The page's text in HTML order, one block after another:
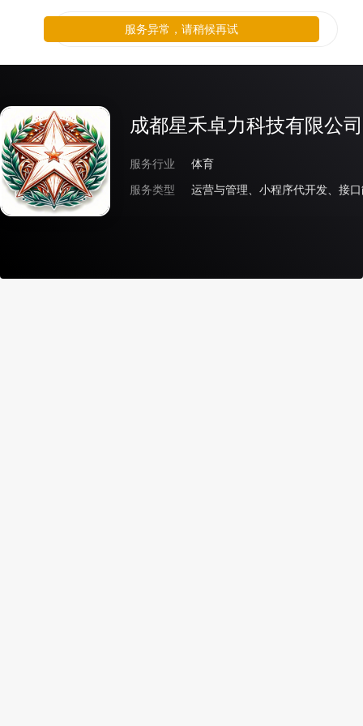
成都星禾卓力科技有限公司
服务行业
体育
服务类型
运营与管理、小程序代开发、接
服务异常，请稍候再试